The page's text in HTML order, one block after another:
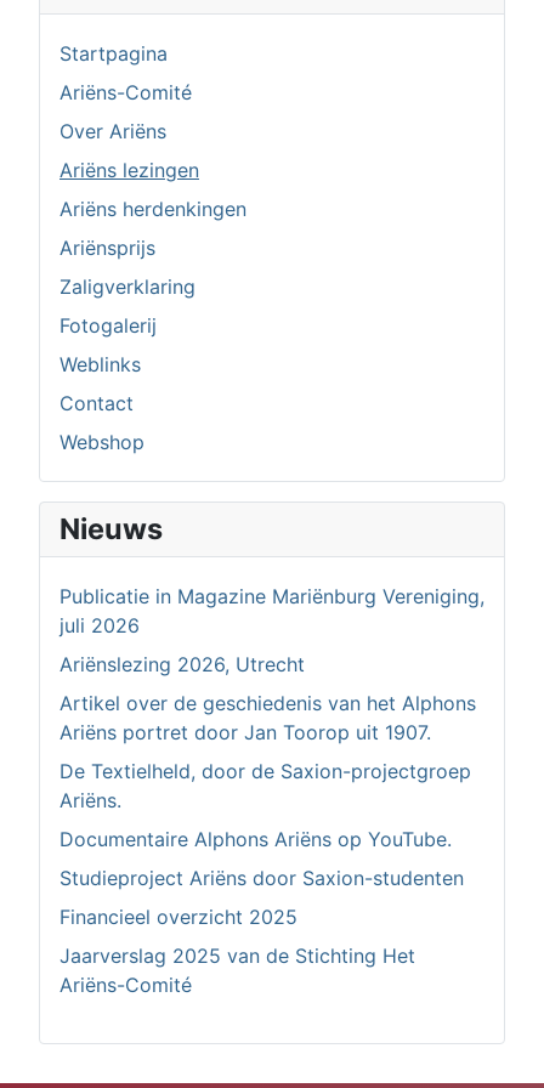
Startpagina
Ariëns-Comité
Over Ariëns
Ariëns lezingen
Ariëns herdenkingen
Ariënsprijs
Zaligverklaring
Fotogalerij
Weblinks
Contact
Webshop
Nieuws
Publicatie in Magazine Mariënburg Vereniging,
juli 2026
Ariënslezing 2026, Utrecht
Artikel over de geschiedenis van het Alphons
Ariëns portret door Jan Toorop uit 1907.
De Textielheld, door de Saxion-projectgroep
Ariëns.
Documentaire Alphons Ariëns op YouTube.
Studieproject Ariëns door Saxion-studenten
Financieel overzicht 2025
Jaarverslag 2025 van de Stichting Het
Ariëns-Comité